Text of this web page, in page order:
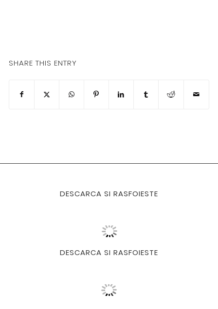
SHARE THIS ENTRY
DESCARCA SI RASFOIESTE
DESCARCA SI RASFOIESTE